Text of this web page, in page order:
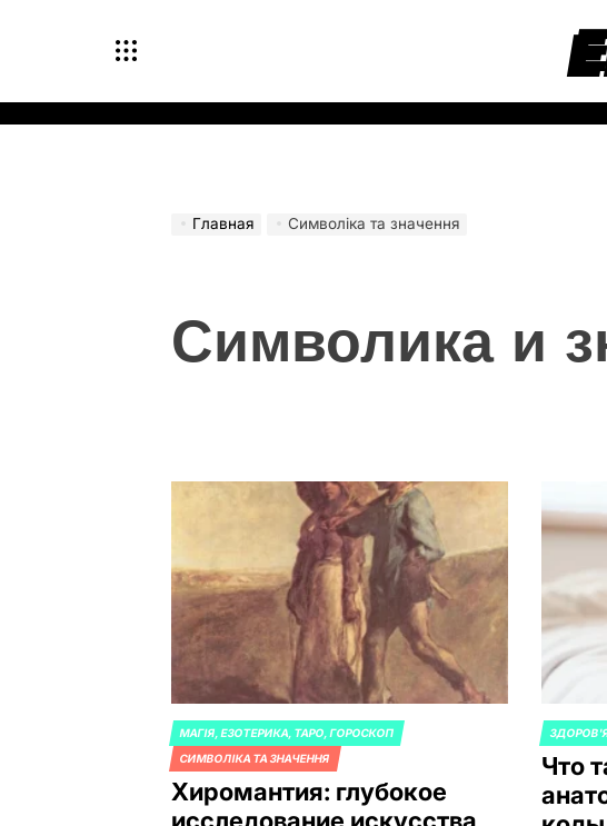
содержимому
Главная Символіка та значення
Символика и
ОПУБЛИКОВАНО
В
МАГІЯ, ЕЗОТЕРИКА, ТАРО, ГОРОСКОП
СИМВОЛІКА ТА ЗНАЧЕННЯ
Хиромантия: глубокое
исследование искусства
В
Что